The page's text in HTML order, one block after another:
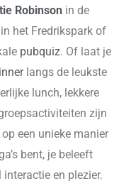
Robinson in de
in het Fredrikspark of
pubquiz. Of laat je
langs de leukste
lunch, lekkere
zijn
een unieke manier
bent, je beleeft
en plezier.